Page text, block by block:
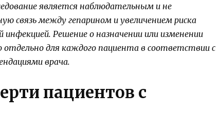
является наблюдательным и не
связь между гепарином и увеличением риска
Решение о назначении или изменении
для каждого пациента в соответствии с
врача.
пациентов с